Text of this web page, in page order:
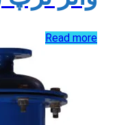
Read more